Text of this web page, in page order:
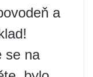
a
se na